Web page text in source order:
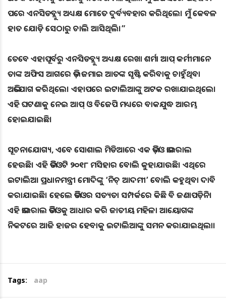
ପରେ ଏନସିଡବ୍ଲ୍ୟୁ ଅଧ୍ୟକ୍ଷ ମୋତେ ଦୁର୍ବ୍ୟବହାର କରିଥିଲେ। ମୁଁ କେବଳ
ହାତ ଯୋଡ଼ି ସେଠାରୁ ଚାଲି ଆସିଥିଲି।”
ତେବେ ଏହାପୂର୍ବରୁ ଏନସିଡବ୍ଲ୍ୟୁ ଅଧ୍ୟକ୍ଷ ରେଖା ଶର୍ମା ଆପ୍‌ କର୍ମୀମାନେ
ତାଙ୍କ ଅଫିସ ଆଗରେ ଭିଡ଼ ଜମାଇ ଆତଙ୍କ ସୃଷ୍ଟି କରିବାକୁ ଚାହୁଁଥିବା
ଅଭିଯୋଗ କରିଥିଲେ। ଏହାପରେ ଇଟାଲିଆଙ୍କୁ ଅଟକ ରଖାଯାଇଥିଲେ।
ଏହି ଘଟଣାକୁ ନେଇ ଆପ୍‌ ଓ ବିଜେପି ମଧ୍ୟରେ ବାକଯୁଦ୍ଧ ଆରମ୍ଭ
ହୋଇଯାଇଛି।
ସୂଚନାଯୋଗ୍ୟ, ଏବେ ସୋଶାଲ ମିଡିଆରେ ଏକ ଭିଡ଼ିଓ ଭାଇରାଲ
ହେଉଛି। ଏହି ଭିଡିଓଟି ୨୦୧୮ ମସିହାର ବୋଲି କୁହାଯାଉଛି। ଏଥିରେ
ଇଟାଲିଆ ପ୍ରଧାନମନ୍ତ୍ରୀ ମୋଦିଙ୍କୁ ‘ନିଚ୍‌ ଆଦମୀ’ ବୋଲି କହୁଥିବା ଦାବି
କରାଯାଇଛି। ହେଲେ ଭିଡିଓର ସତ୍ୟତା ସମ୍ପର୍କରେ କିଛି ବି ଜଣାପଡ଼ିନି।
ଏହି ଭାଇରାଲ ଭିଡିଓକୁ ଆଧାର କରି ଜାତୀୟ ମହିଳା ଆୟୋଗଙ୍କ
ନିକଟରେ ଆଜି ହାଜର ହେବାକୁ ଇଟାଲିଆଙ୍କୁ ସମନ କରାଯାଇଥିଲା।
Tags: aap